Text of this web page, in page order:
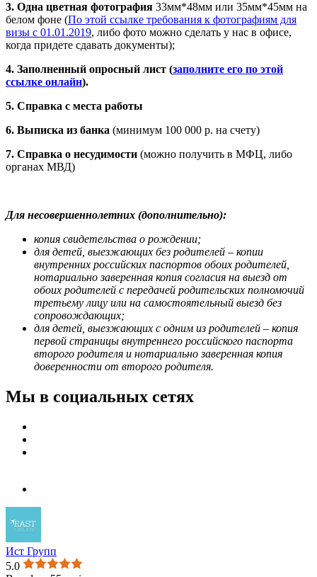
3. Одна цветная фотография 33мм*48мм или 35мм*45мм на
белом фоне (По этой ссылке требования к фотографиям для
визы с 01.01.2019, либо фото можно сделать у нас в офисе,
когда придете сдавать документы);
4. Заполненный опросный лист (заполните его по этой
ссылке онлайн).
5. Справка с места работы
6. Выписка из банка (минимум 100 000 р. на счету)
7. Справка о несудимости (можно получить в МФЦ, либо
органах МВД)
Для несовершеннолетних (дополнительно):
копия свидетельства о рождении;
для детей, выезжающих без родителей – копии
внутренних российских паспортов обоих родителей,
нотариально заверенная копия согласия на выезд от
обоих родителей с передачей родительских полномочий
третьему лицу или на самостоятельный выезд без
сопровождающих;
для детей, выезжающих с одним из родителей – копия
первой страницы внутреннего российского паспорта
второго родителя и нотариально заверенная копия
доверенности от второго родителя.
Мы в социальных сетях
Ист Групп
5.0